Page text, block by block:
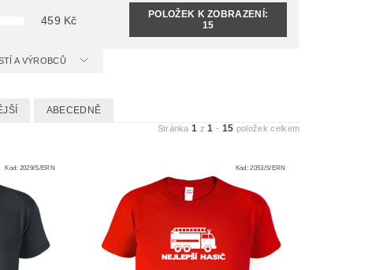
459 Kč
POLOŽEK K ZOBRAZENÍ:
15
A VÝROBCŮ
ABECEDNĚ
Stránka1 z1 - 15 položek celkem
Kód: 2029/S/ERN Kód:2053/S/ERN